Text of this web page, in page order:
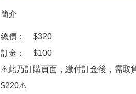
簡介
總價：　$320
訂金：　$100
⚠️此乃訂購頁面，繳付訂金後，需取
$220⚠️